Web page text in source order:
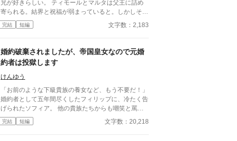
兄が好きらしい。 ティモールとマルタは父王に詰め
寄られる。結界と祝福が弱まっていると。しかしそれ
は当然だった。本当に神から愛されているのは、大聖
女のマルタでも大聖者のティモールでもなく、平凡な
ています。
完結 短編 文字数：2,183
婚約破棄されましたが、帝国皇女なので元婚
約者は投獄します
けんゆう
「お前のような下級貴族の養女など、もう不要だ！」
婚約者として五年間尽くしたフィリップに、冷たく告
げられたソフィア。 他の貴族たちからも嘲笑と罵倒
を浴び、社交界から追放されかける。 だが、彼らは
知らなかった――。 ソフィアは、ただの下級貴族の
完結 短編 文字数：20,218